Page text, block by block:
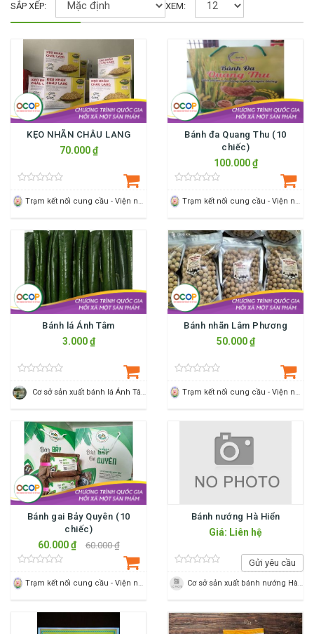
SẮP XẾP: XEM:
KẸO NHÃN CHÂU LANG
70.000 ₫
Bánh đa Quang Thu (10
chiếc)
100.000 ₫
Bánh lá Ánh Tâm
3.000 ₫
Bánh nhãn Lâm Phương
50.000 ₫
Bánh gai Bảy Quyên (10
chiếc)
60.000 ₫ 60.000 ₫
Bánh nướng Hà Hiển
Giá: Liên hệ
Gửi yêu cầu